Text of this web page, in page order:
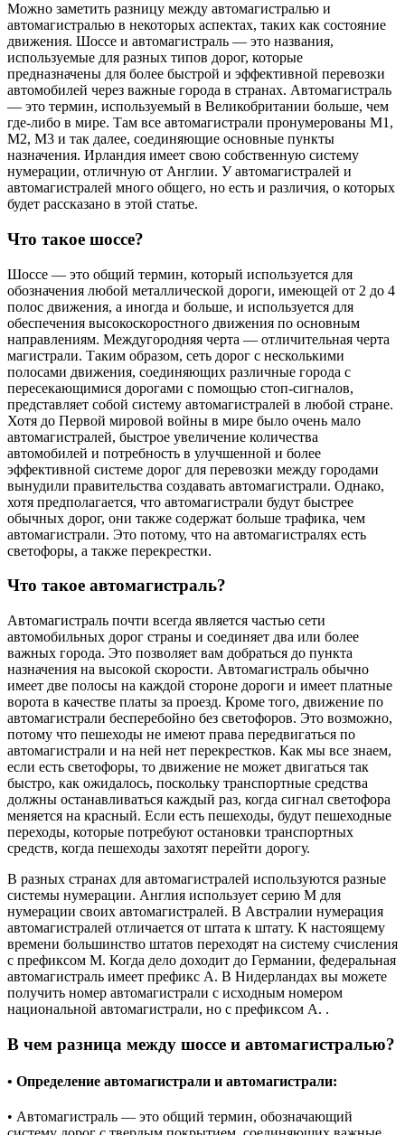
Можно заметить разницу между автомагистралью и
автомагистралью в некоторых аспектах, таких как состояние
движения. Шоссе и автомагистраль — это названия,
используемые для разных типов дорог, которые
предназначены для более быстрой и эффективной перевозки
автомобилей через важные города в странах. Автомагистраль
— это термин, используемый в Великобритании больше, чем
где-либо в мире. Там все автомагистрали пронумерованы M1,
M2, M3 и так далее, соединяющие основные пункты
назначения. Ирландия имеет свою собственную систему
нумерации, отличную от Англии. У автомагистралей и
автомагистралей много общего, но есть и различия, о которых
будет рассказано в этой статье.
Что такое шоссе?
Шоссе — это общий термин, который используется для
обозначения любой металлической дороги, имеющей от 2 до 4
полос движения, а иногда и больше, и используется для
обеспечения высокоскоростного движения по основным
направлениям. Междугородняя черта — отличительная черта
магистрали. Таким образом, сеть дорог с несколькими
полосами движения, соединяющих различные города с
пересекающимися дорогами с помощью стоп-сигналов,
представляет собой систему автомагистралей в любой стране.
Хотя до Первой мировой войны в мире было очень мало
автомагистралей, быстрое увеличение количества
автомобилей и потребность в улучшенной и более
эффективной системе дорог для перевозки между городами
вынудили правительства создавать автомагистрали. Однако,
хотя предполагается, что автомагистрали будут быстрее
обычных дорог, они также содержат больше трафика, чем
автомагистрали. Это потому, что на автомагистралях есть
светофоры, а также перекрестки.
Что такое автомагистраль?
Автомагистраль почти всегда является частью сети
автомобильных дорог страны и соединяет два или более
важных города. Это позволяет вам добраться до пункта
назначения на высокой скорости. Автомагистраль обычно
имеет две полосы на каждой стороне дороги и имеет платные
ворота в качестве платы за проезд. Кроме того, движение по
автомагистрали бесперебойно без светофоров. Это возможно,
потому что пешеходы не имеют права передвигаться по
автомагистрали и на ней нет перекрестков. Как мы все знаем,
если есть светофоры, то движение не может двигаться так
быстро, как ожидалось, поскольку транспортные средства
должны останавливаться каждый раз, когда сигнал светофора
меняется на красный. Если есть пешеходы, будут пешеходные
переходы, которые потребуют остановки транспортных
средств, когда пешеходы захотят перейти дорогу.
В разных странах для автомагистралей используются разные
системы нумерации. Англия использует серию M для
нумерации своих автомагистралей. В Австралии нумерация
автомагистралей отличается от штата к штату. К настоящему
времени большинство штатов переходят на систему счисления
с префиксом M. Когда дело доходит до Германии, федеральная
автомагистраль имеет префикс A. В Нидерландах вы можете
получить номер автомагистрали с исходным номером
национальной автомагистрали, но с префиксом A. .
В чем разница между шоссе и автомагистралью?
• Определение автомагистрали и автомагистрали:
• Автомагистраль — это общий термин, обозначающий